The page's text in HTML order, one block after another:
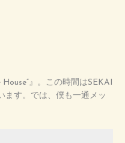
』。この時間はSEKAI
ます。では、僕も一通メッ